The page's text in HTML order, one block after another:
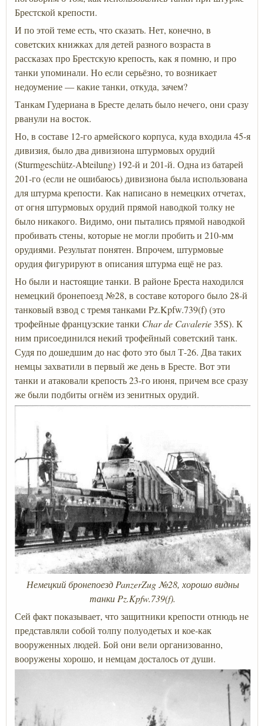
Брестской крепости.
И по этой теме есть, что сказать. Нет, конечно, в
советских книжках для детей разного возраста в
рассказах про Брестскую крепость, как я помню, и про
танки упоминали. Но если серьёзно, то возникает
недоумение — какие танки, откуда, зачем?
Танкам Гудериана в Бресте делать было нечего, они сразу
рванули на восток.
Но, в составе 12-го армейского корпуса, куда входила 45-я
дивизия, было два дивизиона штурмовых орудий
(Sturmgeschütz-Abteilung) 192-й и 201-й. Одна из батарей
201-го (если не ошибаюсь) дивизиона была использована
для штурма крепости. Как написано в немецких отчетах,
от огня штурмовых орудий прямой наводкой толку не
было никакого. Видимо, они пытались прямой наводкой
пробивать стены, которые не могли пробить и 210-мм
орудиями. Результат понятен. Впрочем, штурмовые
орудия фигурируют в описания штурма ещё не раз.
Но были и настоящие танки. В районе Бреста находился
немецкий бронепоезд №28, в составе которого было 28-й
танковый взвод с тремя танками Pz.Kpfw.739(f) (это
трофейные французские танки Char de Cavalerie 35S). К
ним присоединился некий трофейный советский танк.
Судя по дошедшим до нас фото это был Т-26. Два таких
немцы захватили в первый же день в Бресте. Вот эти
танки и атаковали крепость 23-го июня, причем все сразу
же были подбиты огнём из зенитных орудий.
Немецкий бронепоезд PanzerZug №28, хорошо видны
танки Pz.Kpfw.739(f).
Сей факт показывает, что защитники крепости отнюдь не
представляли собой толпу полуодетых и кое-как
вооруженных людей. Бой они вели организованно,
вооружены хорошо, и немцам досталось от души.